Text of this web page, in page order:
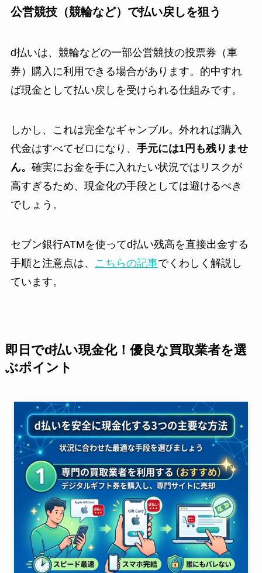
公営競技（競輪など）で払い戻しを狙う
d払いは、競輪などの一部公営競技の投票券（車
券）購入に利用できる場合があります。的中すれ
ば現金として払い戻しを受けられる仕組みです。
しかし、これは完全なギャンブル。外れれば購入
代金はすべてゼロになり、 手元には1円も残りませ
ん。 確実にお金を手に入れたい状況ではリスクが
高すぎるため、現金化の手段としては避けるべき
でしょう。
セブン銀行ATMを使ってd払い残高を直接出金する
手順と注意点は、
こちらの記事でくわしく解説し
ています。
即日でd払い現金化！優良な買取業者を選
ぶポイント